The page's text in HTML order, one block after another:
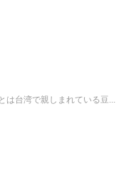
は台湾で親しまれている豆...